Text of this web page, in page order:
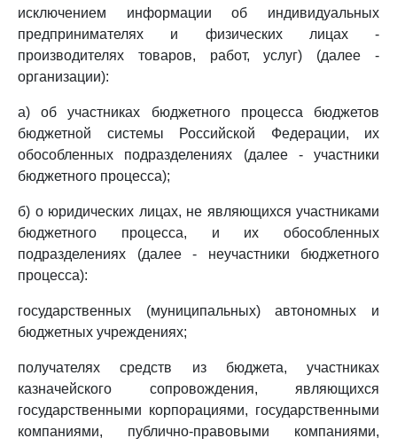
исключением информации об индивидуальных
предпринимателях и физических лицах -
производителях товаров, работ, услуг) (далее -
организации):
а) об участниках бюджетного процесса бюджетов
бюджетной системы Российской Федерации, их
обособленных подразделениях (далее - участники
бюджетного процесса);
б) о юридических лицах, не являющихся участниками
бюджетного процесса, и их обособленных
подразделениях (далее - неучастники бюджетного
процесса):
государственных (муниципальных) автономных и
бюджетных учреждениях;
получателях средств из бюджета, участниках
казначейского сопровождения, являющихся
государственными корпорациями, государственными
компаниями, публично-правовыми компаниями,